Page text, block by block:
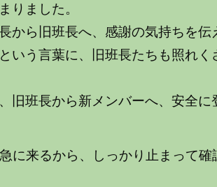
りました。
から旧班長へ、感謝の気持ちを伝
いう言葉に、旧班長たちも照れ
旧班長から新メンバーへ、安全に
に来るから、しっかり止まって確